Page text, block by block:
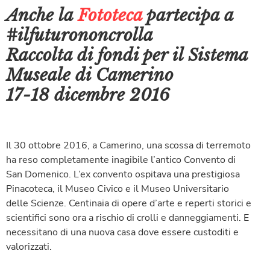
Anche laFototecapartecipa a
#ilfuturononcrolla
Raccolta di fondi per il Sistema
Museale di Camerino
17-18 dicembre 2016
Il 30 ottobre 2016, a Camerino, una scossa di terremoto
ha reso completamente inagibile l’antico Convento di
San Domenico. L’ex convento ospitava una prestigiosa
Pinacoteca, il Museo Civico e il Museo Universitario
delle Scienze. Centinaia di opere d’arte e reperti storici e
scientifici sono ora a rischio di crolli e danneggiamenti. E
necessitano di una nuova casa dove essere custoditi e
valorizzati.